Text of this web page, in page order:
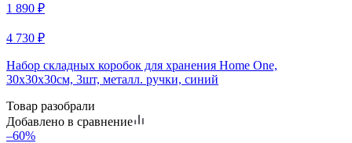
1 890 ₽
4 730 ₽
Набор складных коробок для хранения Home One,
30х30х30см, 3шт, металл. ручки, синий
Товар разобрали
Добавлено в сравнение
–60%